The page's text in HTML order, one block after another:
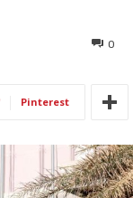
0
Pinterest